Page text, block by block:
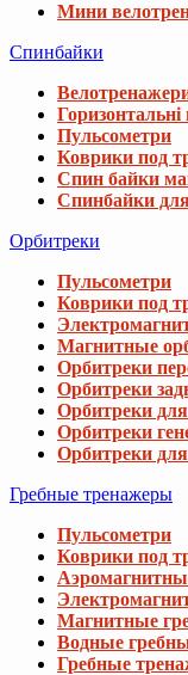
Мини
Спинбайки
Пульсометри
Коврики под
Спин байки
Спинбайки
Орбитреки
Пульсометри
Коврики под
Магнитные
Орбитреки
Орбитреки
Орбитреки
Орбитреки
Орбитреки
Гребные тренажеры
Пульсометри
Коврики под
Магнитные
Водные
Гребные